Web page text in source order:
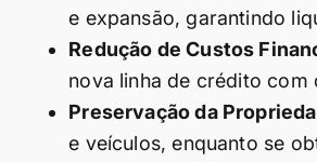
e expansão, garantindo
Redução de Custos
nova linha de crédito com
Preservação da
e veículos, enquanto se